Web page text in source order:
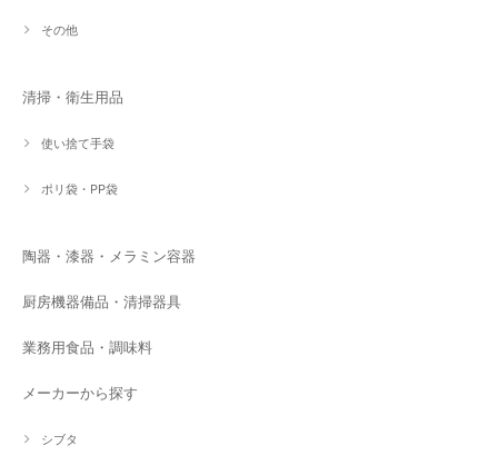
その他
清掃・衛生用品
使い捨て手袋
ポリ袋・PP袋
陶器・漆器・メラミン容器
厨房機器備品・清掃器具
業務用食品・調味料
メーカーから探す
シブタ